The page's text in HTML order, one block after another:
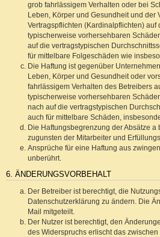
grob fahrlässigem Verhalten oder bei
Leben, Körper und Gesundheit und der
Vertragspflichten (Kardinalpflichten) auf
typischerweise vorhersehbaren
auf die vertragstypischen
für mittelbare Folgeschäden wie
Die Haftung ist gegenüber
Leben, Körper und Gesundheit oder
fahrlässigem Verhalten des Betreibers
typischerweise vorhersehbaren
nach auf die vertragstypischen
auch für mittelbare Schäden,
Die Haftungsbegrenzung der Absätze a
zugunsten der Mitarbeiter und
Ansprüche für eine Haftung aus
unberührt.
6. ÄNDERUNGSVORBEHALT
Der Betreiber ist berechtigt, die
Datenschutzerklärung zu ändern. Die
Mail mitgeteilt.
Der Nutzer ist berechtigt, den
des Widerspruchs erlischt das